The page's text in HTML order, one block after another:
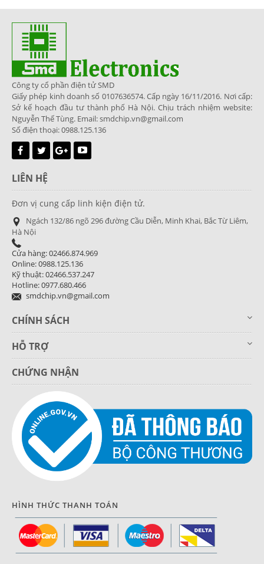
Công ty cổ phần điện tử SMD
Giấy phép kinh doanh số 0107636574. Cấp ngày 16/11/2016. Nơi cấp:
Sở kế hoạch đầu tư thành phố Hà Nội. Chịu trách nhiệm website:
Nguyễn Thế Tùng. Email: smdchip.vn@gmail.com
Số điện thoại: 0988.125.136
LIÊN HỆ
Đơn vị cung cấp linh kiện điện tử.
Ngách 132/86 ngõ 296 đường Cầu Diễn, Minh Khai, Bắc Từ Liêm,
Hà Nội
Cửa hàng: 02466.874.969
Online: 0988.125.136
Kỹ thuật: 02466.537.247
Hotline: 0977.680.466
smdchip.vn@gmail.com
CHÍNH SÁCH
HỖ TRỢ
CHỨNG NHẬN
HÌNH THỨC THANH TOÁN